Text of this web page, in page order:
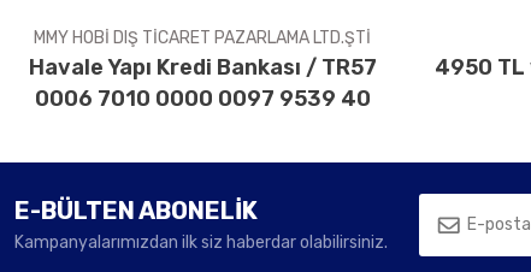
MMY HOBİ DIŞ TİCARET PAZARLAMA LTD.ŞTİ
Havale Yapı Kredi Bankası / TR57
0006 7010 0000 0097 9539 40
4950 TL
E-BÜLTEN ABONELİK
Kampanyalarımızdan ilk siz haberdar olabilirsiniz.